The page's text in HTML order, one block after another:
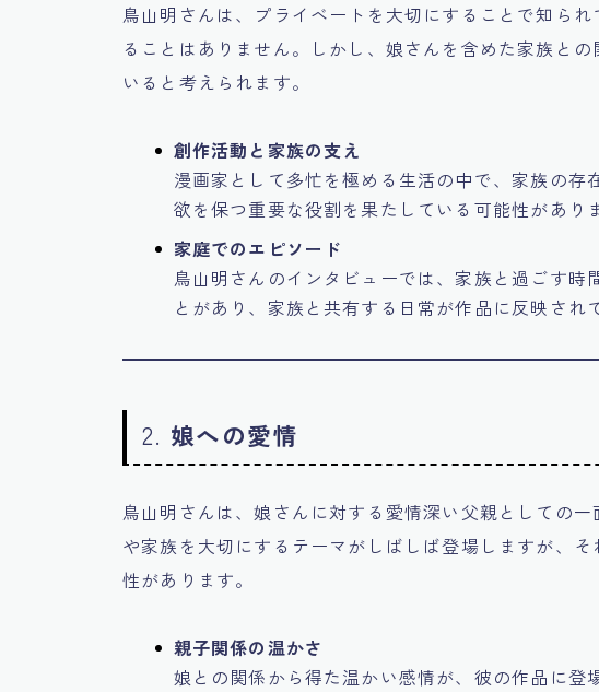
鳥山明さんは、プライベートを大切にすることで知ら
ることはありません。しかし、娘さんを含めた家族と
いると考えられます。
創作活動と家族の支え
漫画家として多忙を極める生活の中で、家族の存
欲を保つ重要な役割を果たしている可能性があり
家庭でのエピソード
鳥山明さんのインタビューでは、家族と過ごす時
とがあり、家族と共有する日常が作品に反映され
2. 娘への愛情
鳥山明さんは、娘さんに対する愛情深い父親としての
や家族を大切にするテーマがしばしば登場しますが、
性があります。
親子関係の温かさ
娘との関係から得た温かい感情が、彼の作品に登